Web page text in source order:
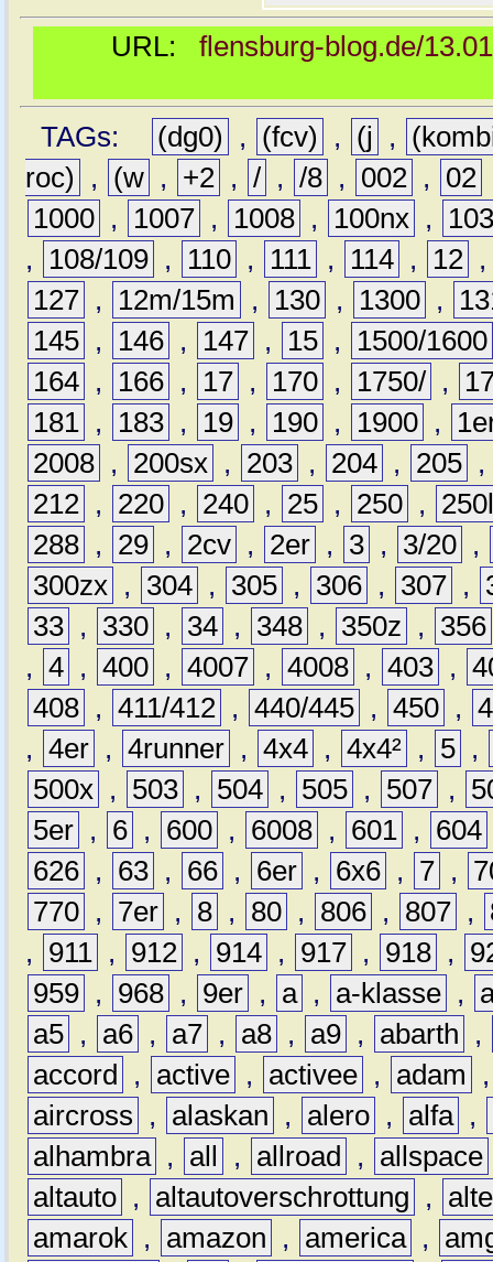
URL: flensburg-blog.de/
TAGs: (dg0) , (fcv) , (j ,
roc)
, (w , +2 , / , /8 , 002 , 02
1000 , 1007 , 1008 , 100nx ,
,
108/109 , 110 , 111 , 114 , 12
127 , 12m/15m , 130 , 1300 ,
145 , 146 , 147 , 15 ,
1500/1600
164 , 166 , 17 , 170 , 1750/ ,
181 , 183 , 19 , 190 , 1900 ,
2008 , 200sx , 203 , 204 , 205 ,
212 , 220 , 240 , 25 , 250 ,
288 , 29 , 2cv , 2er , 3 , 3/20 ,
300zx , 304 , 305 , 306 , 307 ,
33 , 330 , 34 , 348 , 350z ,
356
, 4 , 400 , 4007 , 4008 , 403 ,
408 , 411/412 , 440/445 , 450 ,
, 4er , 4runner , 4x4 , 4x4² , 5 ,
500x , 503 , 504 , 505 , 507 ,
5er , 6 , 600 , 6008 , 601 , 604
626 , 63 , 66 , 6er , 6x6 , 7 ,
770 , 7er , 8 , 80 , 806 , 807 ,
,
911 , 912 , 914 , 917 , 918 ,
959 , 968 , 9er , a , a-klasse ,
a5 , a6 , a7 , a8 , a9 , abarth
,
accord
, active , activee , adam
aircross
, alaskan , alero , alfa ,
alhambra , all , allroad , allspace
altauto , altautoverschrottung ,
amarok , amazon , america ,